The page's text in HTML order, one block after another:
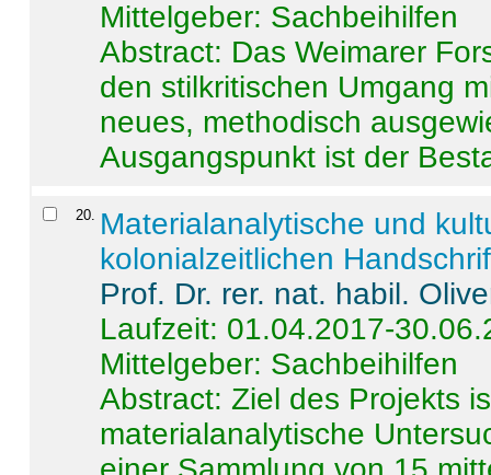
Mittelgeber: Sachbeihilfen
Abstract: Das Weimarer
den stilkritischen Umgang
neues, methodisch
Ausgangspunkt ist der
20
Materialanalytische und
kolonialzeitlichen
Prof. Dr. rer. nat. habil.
Laufzeit: 01.04.2017-
Mittelgeber: Sachbeihilfen
Abstract:Ziel des Projekts
materialanalytische